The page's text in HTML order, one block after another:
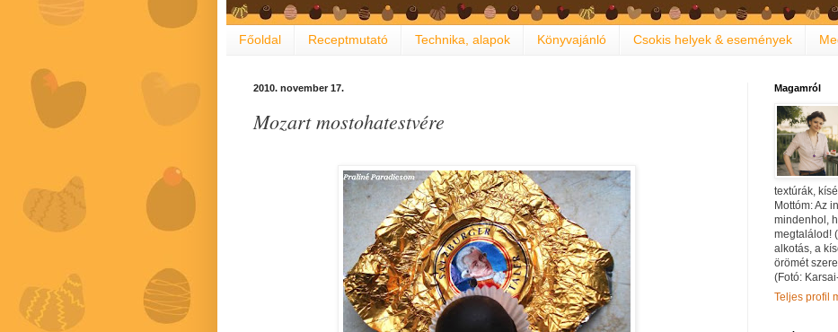
Főoldal Receptmutató Technika, alapok Könyvajánló Csokis helyek & események
2010. november 17.
Mozart mostohatestvére
Magamról
textúrák,
Mottóm: Az
mindenhol,
megtalálod!
alkotás, a
örömét
(Fotó:
Teljes profil